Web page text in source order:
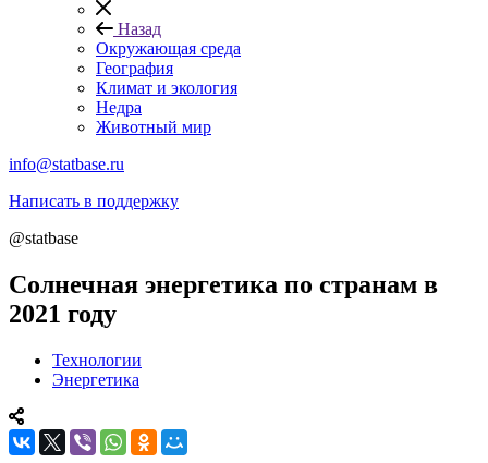
Назад
Окружающая среда
География
Климат и экология
Недра
Животный мир
info@statbase.ru
Написать в поддержку
@statbase
Солнечная энергетика по странам в
2021 году
Технологии
Энергетика